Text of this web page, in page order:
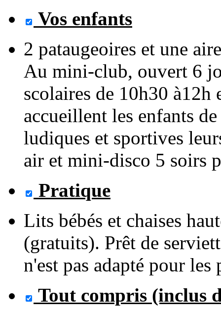
Vos enfants
2 pataugeoires et une
Au mini-club, ouvert 6
scolaires de 10h30 à12h
accueillent les enfants
ludiques et sportives
air et mini-disco 5 soirs
Pratique
Lits bébés et chaises
(gratuits). Prêt de
n'est pas adapté pour
Tout compris (inclus